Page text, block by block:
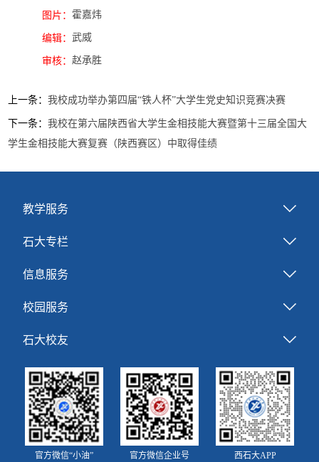
图片： 霍嘉炜
编辑：武威
审核：赵承胜
上一条：我校成功举办第四届“铁人杯”大学生党史知识竞赛决赛
下一条：我校在第六届陕西省大学生金相技能大赛暨第十三届全国大
学生金相技能大赛复赛（陕西赛区）中取得佳绩
教学服务
石大专栏
信息服务
校园服务
石大校友
官方微信“小油” 官方微信企业号 西石大APP